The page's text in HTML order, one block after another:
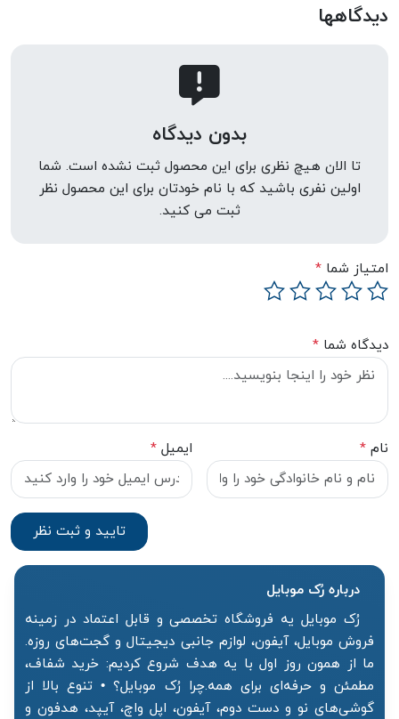
دیدگاهها
بدون دیدگاه
تا الان هیچ نظری برای این محصول ثبت نشده است. شما
اولین نفری باشید که با نام خودتان برای این محصول نظر
ثبت می کنید.
امتیاز شما *
دیدگاه شما *
نام * ایمیل *
درباره رُک‌ موبایل
رُک موبایل یه فروشگاه تخصصی و قابل اعتماد در زمینه
فروش موبایل، آیفون، لوازم جانبی دیجیتال و گجت‌های روزه.
ما از همون روز اول با یه هدف شروع کردیم: خرید شفاف،
مطمئن و حرفه‌ای برای همه.چرا رُک موبایل؟ • تنوع بالا از
گوشی‌های نو و دست دوم، آیفون، اپل واچ، آیپد، هدفون و